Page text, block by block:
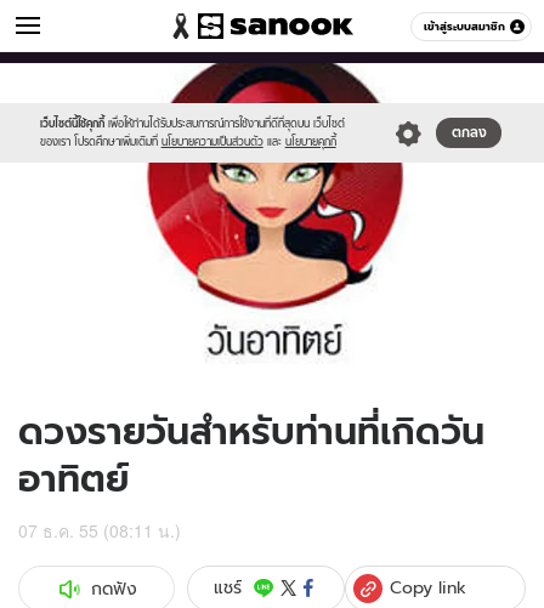
เข้าสู่ระบบสมาชิก
ดูดวง หมวดอื่นๆ
เว็บไซต์นี้ใช้คุกกี้ เพื่อให้ท่านได้รับประสบการณ์การใช้งานที่ดีที่สุดบน เว็บไซต์
ของเรา โปรดศึกษาเพิ่มเติมที่ นโยบายความเป็นส่วนตัว และ นโยบายคุกกี้
ตกลง
//s.isanook.com/sr/0/images/logo-
sanook.png
//s.isanook.com/ho/0/ud/7/38601/170-
ดวงรายวันสำหรับท่านที่เกิดวัน
อาทิตย์
07 ธ.ค. 55 (08:11 น.)
กดฟัง แชร์ Copy link